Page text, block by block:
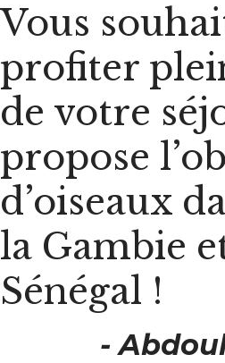
Vous
profiter
de votre
propose
d’oiseaux
la Gambie
Sénégal !
-